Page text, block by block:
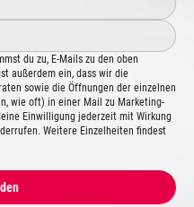
du zu, E-Mails zu den oben
außerdem ein, dass wir die
sowie die Öffnungen der einzelnen
wie oft) in einer Mail zu Marketing-
Einwilligung jederzeit mit Wirkung
Weitere Einzelheiten findest